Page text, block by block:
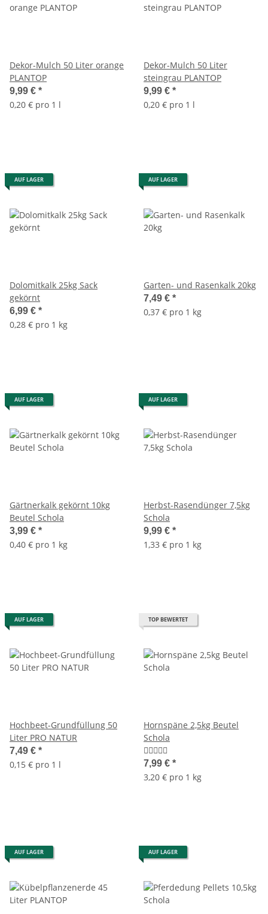
Dekor-Mulch 50 Liter orange
PLANTOP
9,99 € *
0,20 € pro 1 l
Dekor-Mulch 50 Liter
steingrau PLANTOP
9,99 € *
0,20 € pro 1 l
AUF LAGER
Dolomitkalk 25kg Sack
gekörnt
6,99 € *
0,28 € pro 1 kg
AUF LAGER
Garten- und Rasenkalk 20kg
7,49 € *
0,37 € pro 1 kg
AUF LAGER
Gärtnerkalk gekörnt 10kg
Beutel Schola
3,99 € *
0,40 € pro 1 kg
AUF LAGER
Herbst-Rasendünger 7,5kg
Schola
9,99 € *
1,33 € pro 1 kg
AUF LAGER
Hochbeet-Grundfüllung 50
Liter PRO NATUR
7,49 € *
0,15 € pro 1 l
TOP BEWERTET
Hornspäne 2,5kg Beutel
Schola
7,99 € *
3,20 € pro 1 kg
AUF LAGER AUF LAGER